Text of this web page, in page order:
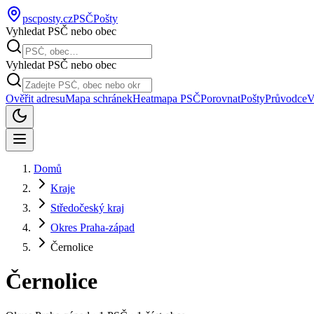
pscposty.czPSČPošty
Vyhledat PSČ nebo obec
Vyhledat PSČ nebo obec
Ověřit adresuMapa schránekHeatmapa PSČPorovnatPoštyPrůvodce
Domů
Kraje
Středočeský kraj
Okres Praha-západ
Černolice
Černolice